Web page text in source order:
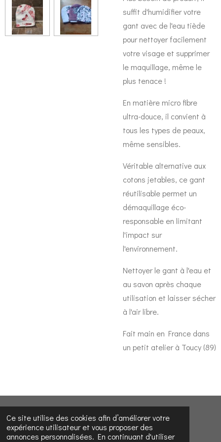
Ce site utilise des cookies afin d’améliorer votre
expérience utilisateur et vous proposer des
annonces personnalisées. En continuant d'utiliser
suffit d'humidifier votre
gant avec de l'eau tiède
pour nettoyer facilement
votre visage et supprimer
le maquillage, même le
plus tenace !
En matière micro fibre
ultra-douce, il convient à
tous les types de peaux,
même sensibles.
Véritable alternative aux
cotons jetables, ce gant
réutilisable permet un
démaquillage éco-
responsable en limitant
l'impact sur
l'environnement.
Nettoyer le gant à l'eau et
au savon après chaque
utilisation et laisser sécher
à l'air libre.
Fait main en France dans
un petit atelier à Toucy (89)
© 2023 - 2026 Les Découvertes d'Émilie
Propulsé parWebador